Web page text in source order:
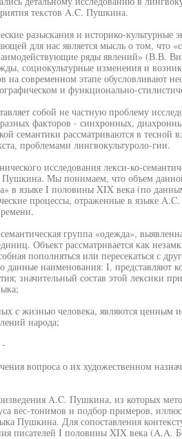
текстов A.C. Пушкина.
разыскания и историко-культурные
для нас является мысль о том, что
ряды явлений» (В.В.
социокультурные изменения и
на современном этапе обусловливают
и функционально-
собой не частную проблему
факторов - синхронных,
семантики рассматриваются в тесной
проблемами лингвокультуроло-гии.
исследования лекси-ко-
Пушкина. Мы понимаем, что объем
в языке I половины XIX века (по
процессы, отраженные в языке
группа «одежда»,
Объект рассматривается как
пополняться или пересекаться с
данные наименования: I. представляют
значительный состав этой лексики
с жизнью человека, являются ценным
народа;
вопроса о их художественном
A.C. Пушкина, из которых
вес-тонимов и подбор примеров,
Пушкина. Для сопоставления
писателей I половины XIX века (A.A.